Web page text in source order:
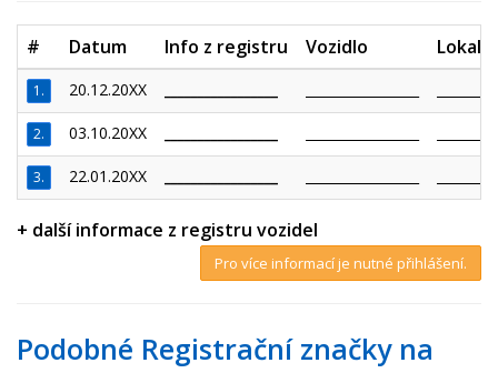
# Datum Info z registru Vozidlo
1. 20.12.20XX
2. 03.10.20XX
3. 22.01.20XX
+ další informace z registru vozidel
Pro více informací je nutné přihlášení.
Podobné Registrační značky na